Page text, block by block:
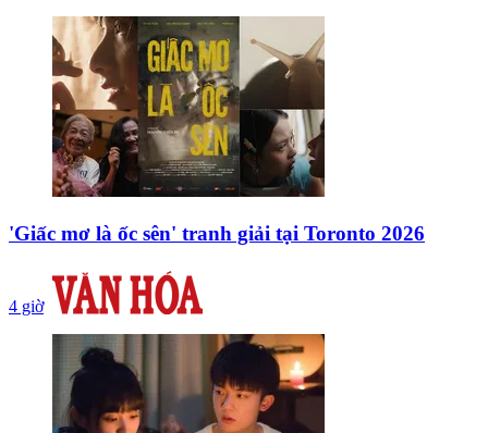
'Giấc mơ là ốc sên' tranh giải tại Toronto 2026
4 giờ